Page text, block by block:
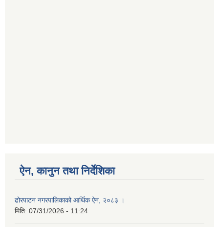
ऐन, कानुन तथा निर्देशिका
ढोरपाटन नगरपालिकाको आर्थिक ऐन, २०८३ ।
मिति: 07/31/2026 - 11:24